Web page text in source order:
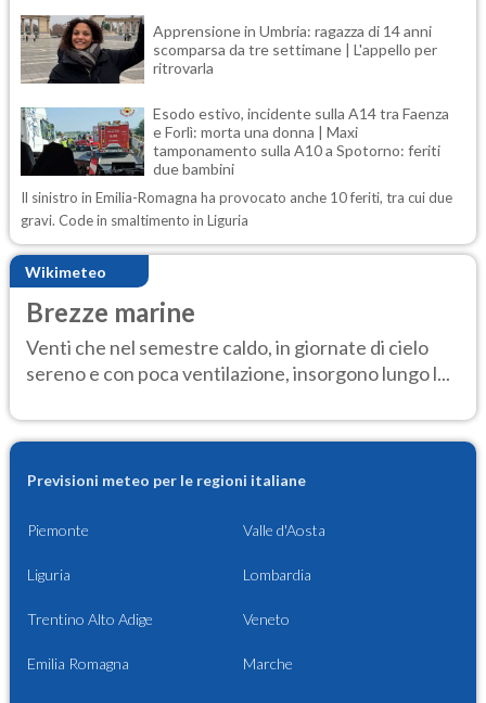
Apprensione in Umbria: ragazza di 14 anni
scomparsa da tre settimane | L'appello per
ritrovarla
Esodo estivo, incidente sulla A14 tra Faenza
e Forlì: morta una donna | Maxi
tamponamento sulla A10 a Spotorno: feriti
due bambini
Il sinistro in Emilia-Romagna ha provocato anche 10 feriti, tra cui due
gravi. Code in smaltimento in Liguria
Wikimeteo
Brezze marine
Venti che nel semestre caldo, in giornate di cielo
sereno e con poca ventilazione, insorgono lungo l...
Previsioni meteo per le regioni italiane
Piemonte Valle d'Aosta
Liguria Lombardia
Trentino Alto Adige Veneto
Emilia Romagna Marche